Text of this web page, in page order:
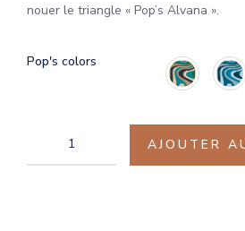
nouer le triangle « Pop’s Alvana ».
Pop's colors
AJOUTER